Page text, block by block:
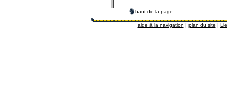
haut de la page
aide à la navigation | plan du site |